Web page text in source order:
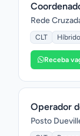
Rede
CLT Híbrido
Receba
Operador
Posto